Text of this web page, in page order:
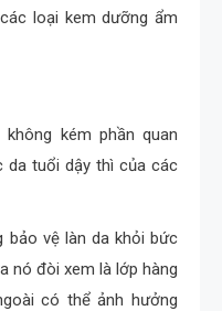
loại kem dưỡng ẩm
kém phần quan
da tuổi dậy thì của các
bảo vệ làn da khỏi bức
nó đòi xem là lớp hàng
có thể ảnh hưởng